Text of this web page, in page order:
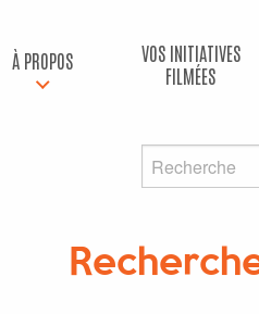
À PROPOS
VOS INITIATIVES
FILMÉES